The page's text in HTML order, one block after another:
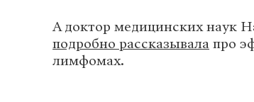
А доктор медицинских наук
подробно рассказывалапро
лимфомах.